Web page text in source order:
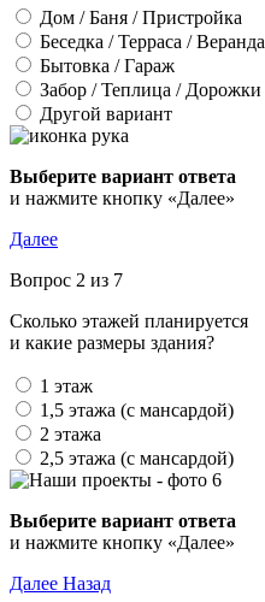
Дом / Баня / Пристройка
Беседка / Терраса / Веранда
Бытовка / Гараж
Забор / Теплица / Дорожки
Другой вариант
Выберите вариант ответа
и нажмите кнопку «Далее»
Далее
Вопрос 2 из 7
Сколько этажей планируется
и какие размеры здания?
1 этаж
1,5 этажа (с мансардой)
2 этажа
2,5 этажа (с мансардой)
Выберите вариант ответа
и нажмите кнопку «Далее»
Далее Назад